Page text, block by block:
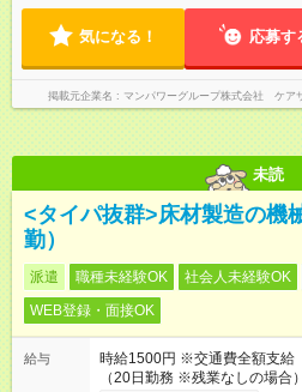
気になる！ 応募す
掲載元企業名 マンパワーグループ株式会社 ケア
未読
<タイパ抜群>床材製造の機
勤）
派遣 職種未経験OK 社会人未経験OK
WEB登録・面接OK
給与
時給1500円 ※交通費全額支給
（20日勤務 ※残業なしの場合）